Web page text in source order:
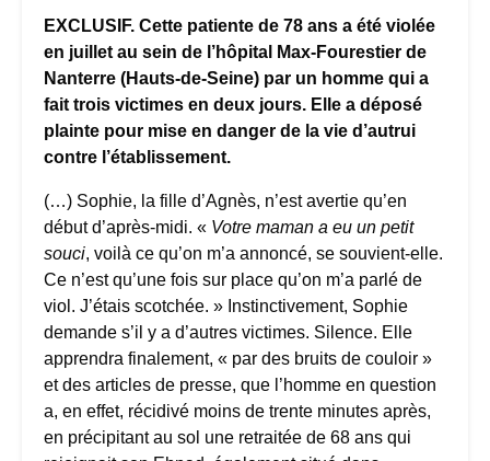
EXCLUSIF. Cette patiente de 78 ans a été violée
en juillet au sein de l’hôpital Max-Fourestier de
Nanterre (Hauts-de-Seine) par un homme qui a
fait trois victimes en deux jours. Elle a déposé
plainte pour mise en danger de la vie d’autrui
contre l’établissement.
(…) Sophie, la fille d’Agnès, n’est avertie qu’en
début d’après-midi. « Votre maman a eu un petit
souci, voilà ce qu’on m’a annoncé, se souvient-elle.
Ce n’est qu’une fois sur place qu’on m’a parlé de
viol. J’étais scotchée. » Instinctivement, Sophie
demande s’il y a d’autres victimes. Silence. Elle
apprendra finalement, « par des bruits de couloir »
et des articles de presse, que l’homme en question
a, en effet, récidivé moins de trente minutes après,
en précipitant au sol une retraitée de 68 ans qui